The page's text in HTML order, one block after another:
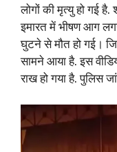
लोगों की मृत्यु हो गई
इमारत में भीषण आग
घुटने से मौत हो गई।
सामने आया है. इस
राख हो गया है. पुलिस